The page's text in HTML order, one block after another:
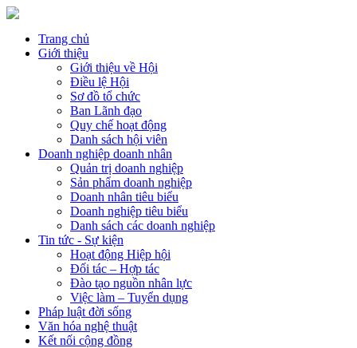
Trang chủ
Giới thiệu
Giới thiệu về Hội
Điều lệ Hội
Sơ đồ tổ chức
Ban Lãnh đạo
Quy chế hoạt động
Danh sách hội viên
Doanh nghiệp doanh nhân
Quản trị doanh nghiệp
Sản phẩm doanh nghiệp
Doanh nhân tiêu biểu
Doanh nghiệp tiêu biểu
Danh sách các doanh nghiệp
Tin tức - Sự kiện
Hoạt động Hiệp hội
Đối tác – Hợp tác
Đào tạo nguồn nhân lực
Việc làm – Tuyển dụng
Pháp luật đời sống
Văn hóa nghệ thuật
Kết nối cộng đồng